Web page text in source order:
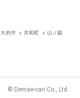
大府市 共和町 山ノ脇
© Demae-can Co., Ltd.